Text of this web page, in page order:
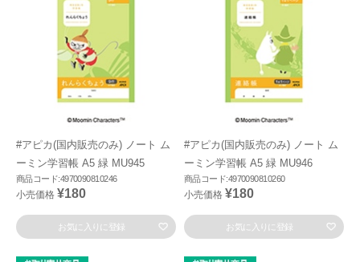
#アピカ(国内販売のみ) ノート ム
ーミン学習帳 A5 緑 MU945
商品コード:4970090810246
小売価格 ¥180
お気に入りに登録
#アピカ(国内販売のみ) ノート ム
ーミン学習帳 A5 緑 MU946
商品コード:4970090810260
小売価格 ¥180
お気に入りに登録